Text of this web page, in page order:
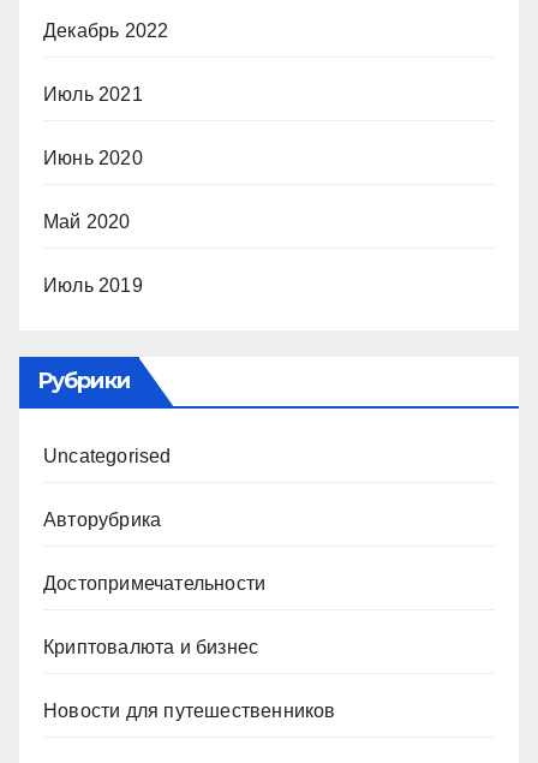
Декабрь 2022
Июль 2021
Июнь 2020
Май 2020
Июль 2019
Рубрики
Uncategorised
Авторубрика
Достопримечательности
Криптовалюта и бизнес
Новости для путешественников